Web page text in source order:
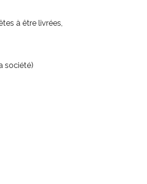
à être livrées,
société)